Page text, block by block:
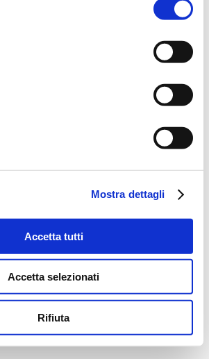
Mostra dettagli
Accetta tutti
Accetta selezionati
Rifiuta